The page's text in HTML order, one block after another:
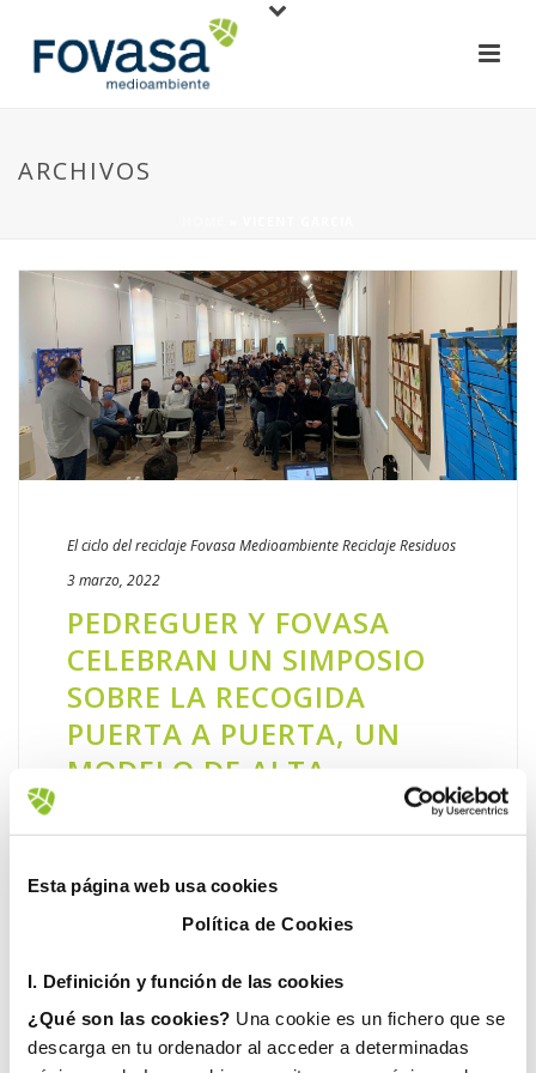
Esta página web usa cookies
Política de Cookies
I. Definición y función de las cookies
¿Qué son las cookies? Una cookie es un fichero que se
descarga en tu ordenador al acceder a determinadas
ARCHIVOS
El ciclo del reciclajeFovasa MedioambienteReciclajeResiduos
3 marzo, 2022
PEDREGUER Y FOVASA
CELEBRAN UN SIMPOSIO
SOBRE LA RECOGIDA
PUERTA A PUERTA, UN
MODELO DE ALTA
EFICIENCIA EN LA GESTIÓN
DE RESIDUOS
Los resultados de recogida separada
logrados en los municipios con servicio
superiores al resto de mecanismos, tanto en
cantidad recogida como en calidad de [...]